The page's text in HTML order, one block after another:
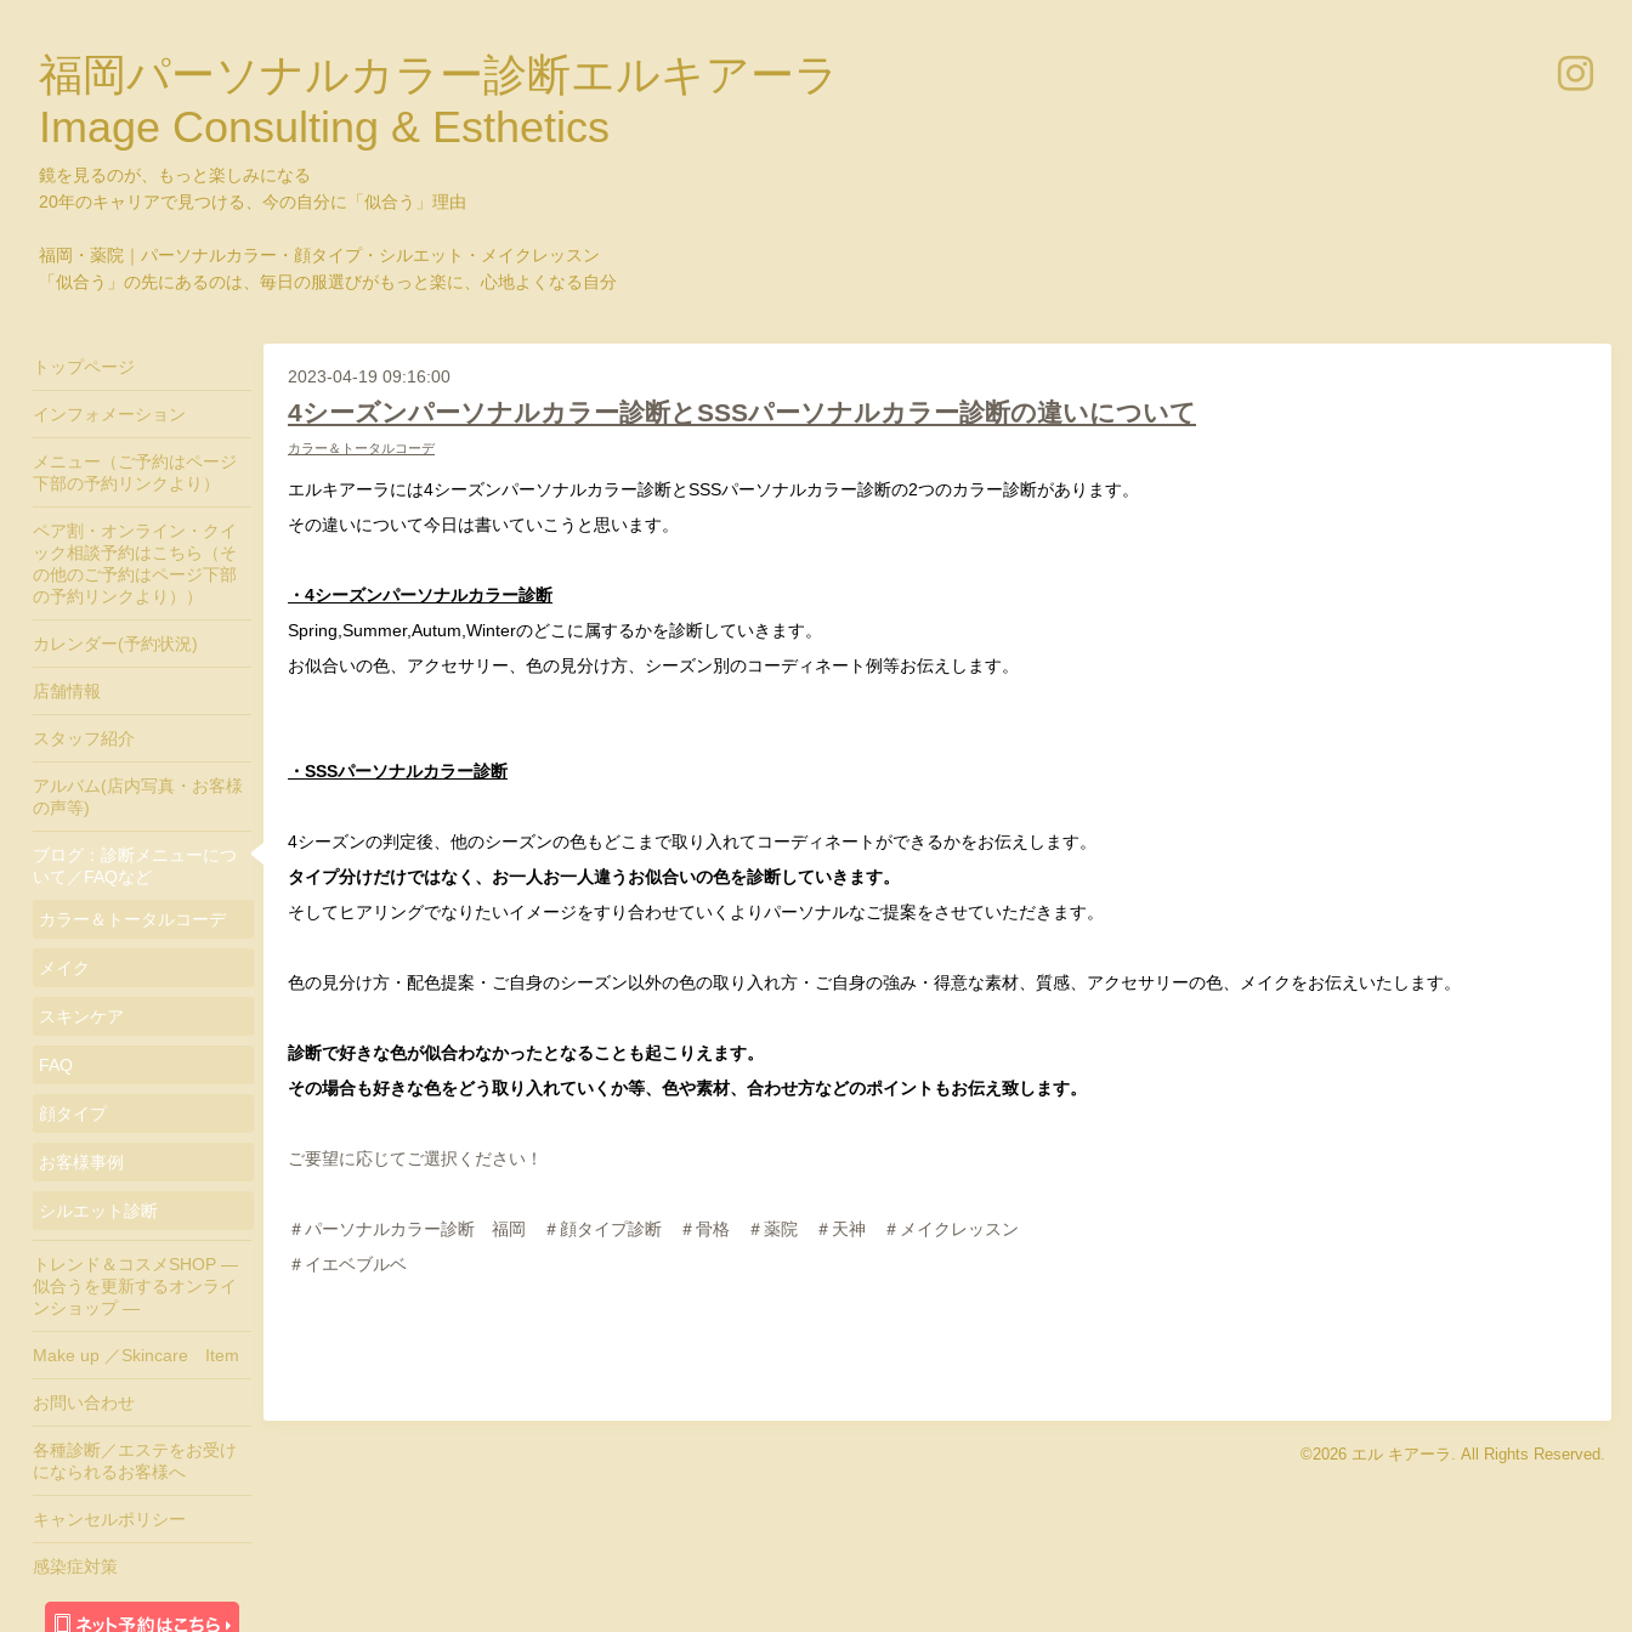
福岡パーソナルカラー診断エルキアーラ
Image Consulting & Esthetics
鏡を見るのが、もっと楽しみになる
20年のキャリアで見つける、今の自分に「似合う」理由
福岡・薬院｜パーソナルカラー・顔タイプ・シルエット・メイクレッスン
「似合う」の先にあるのは、毎日の服選びがもっと楽に、心地よくなる自分
2023-04-19 09:16:00
4シーズンパーソナルカラー診断とSSSパーソナルカラー診断の違いについて
カラー＆トータルコーデ
エルキアーラには4シーズンパーソナルカラー診断とSSSパーソナルカラー診断の2つのカラー診断があります。
その違いについて今日は書いていこうと思います。
・4シーズンパーソナルカラー診断
Spring,Summer,Autum,Winterのどこに属するかを診断していきます。
お似合いの色、アクセサリー、色の見分け方、シーズン別のコーディネート例等お伝えします。
・SSSパーソナルカラー診断
4シーズンの判定後、他のシーズンの色もどこまで取り入れてコーディネートができるかをお伝えします。
タイプ分けだけではなく、お一人お一人違うお似合いの色を診断していきます。
そしてヒアリングでなりたいイメージをすり合わせていくよりパーソナルなご提案をさせていただきます。
色の見分け方・配色提案・ご自身のシーズン以外の色の取り入れ方・ご自身の強み・得意な素材、質感、アクセサリーの色、メイクをお伝えいたします。
診断で好きな色が似合わなかったとなることも起こりえます。
その場合も好きな色をどう取り入れていくか等、色や素材、合わせ方などのポイントもお伝え致します。
ご要望に応じてご選択ください！
＃パーソナルカラー診断 福岡 ＃顔タイプ診断 ＃骨格 ＃薬院 ＃天神 ＃メイクレッスン
＃イエベブルベ
©2026 エル キアーラ . All Rights Reserved.
トップページ
インフォメーション
メニュー（ご予約はページ
下部の予約リンクより）
ペア割・オンライン・クイ
ック相談予約はこちら（そ
の他のご予約はページ下部
の予約リンクより））
カレンダー(予約状況)
店舗情報
スタッフ紹介
アルバム(店内写真・お客様
の声等)
ブログ：診断メニューにつ
いて／FAQなど
カラー＆トータルコーデ
メイク
スキンケア
FAQ
顔タイプ
お客様事例
シルエット診断
トレンド＆コスメSHOP ―
似合うを更新するオンライ
ンショップ ―
Make up ／Skincare Item
お問い合わせ
各種診断／エステをお受け
になられるお客様へ
キャンセルポリシー
感染症対策